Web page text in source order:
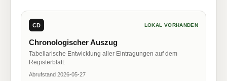
CD LOKAL VORHANDEN
Chronologischer Auszug
Tabellarische Entwicklung aller Eintragungen auf dem
Registerblatt.
Abrufstand 2026-05-27